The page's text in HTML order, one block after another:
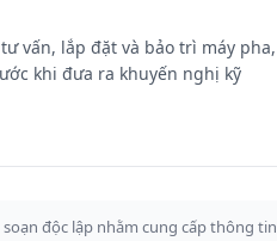
vấn, lắp đặt và bảo trì máy pha,
khi đưa ra khuyến nghị kỹ
độc lập nhằm cung cấp thông tin